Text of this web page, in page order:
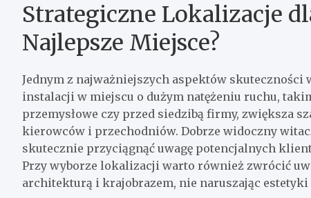
Strategiczne Lokalizacje
Najlepsze Miejsce?
Jednym z najważniejszych aspektów
instalacji w miejscu o dużym natężeniu ruchu,
przemysłowe czy przed siedzibą firmy, zwiększa
kierowców i przechodniów. Dobrze widoczny
skutecznie przyciągnąć uwagę potencjalnych
Przy wyborze lokalizacji warto również zwrócić
architekturą i krajobrazem, nie naruszając